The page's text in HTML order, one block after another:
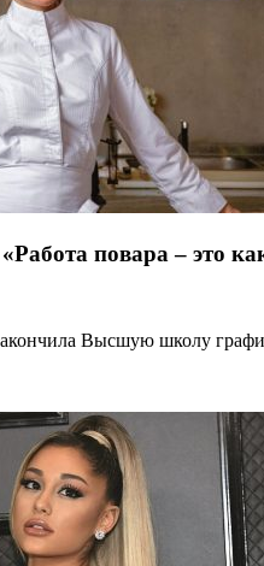
повара – это
Высшую школу